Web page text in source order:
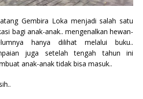
Gembira Loka menjadi salah satu
bagi anak-anak.. mengenalkan hewan-
hanya dilihat melalui buku..
juga setelah tengah tahun ini
anak-anak tidak bisa masuk..